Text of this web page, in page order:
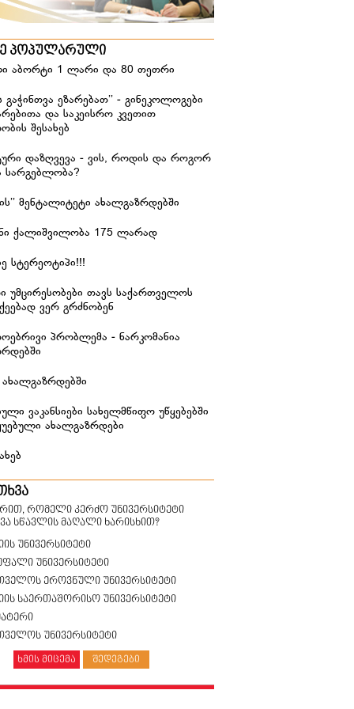
პოპულარული
აბორტი 1 ლარი და 80 თეთრი
გაჭინთვა ეზარებათ’’ - გინეკოლოგები
და საკეისრო კვეთით
შესახებ
დაზღვევა - ვის, როდის და როგორ
სარგებლობა?
მენტალიტეტი ახალგაზრდებში
ქალიშვილობა 175 ლარად
სტერეოტიპი!!!
უმცირესობები თავს საქართველოს
ვერ გრძნობენ
პრობლემა - ნარკომანია
ახალგაზრდებში
ვაკანსიები სახელმწიფო უწყებებში
ახალგაზრდები
რომელი კერძო უნივერსიტეტი
სწავლის მაღალი ხარისხით?
უნივერსიტეტი
უნივერსიტეტი
ეროვნული უნივერსიტეტი
საერთაშორისო უნივერსიტეტი
უნივერსიტეტი